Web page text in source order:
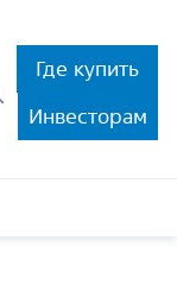
Где купить
Инвесторам